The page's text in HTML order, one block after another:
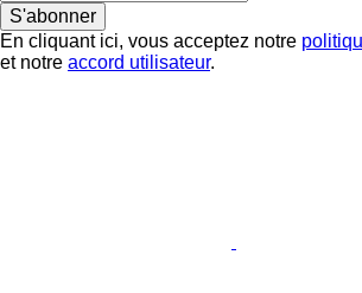
S'abonner
En cliquant ici, vous acceptez notre
et notre accord utilisateur.